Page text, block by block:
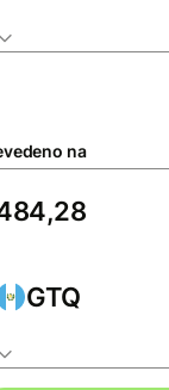
na
GTQ